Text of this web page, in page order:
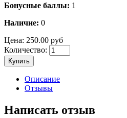
Бонусные баллы: 1
Наличие: 0
Цена: 250.00 руб
Количество:
Купить
Описание
Отзывы
Написать отзыв